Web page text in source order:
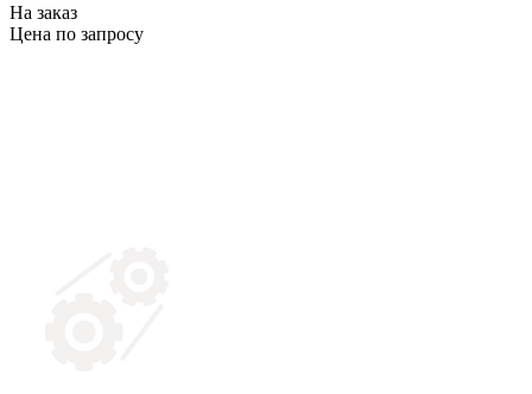
На заказ
Цена по запросу